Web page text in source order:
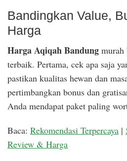
Bandingkan Value,
Harga
Harga Aqiqah Bandung murah
terbaik. Pertama, cek apa saja
pastikan kualitas hewan dan
pertimbangkan bonus dan
Anda mendapat paket paling
Baca: Rekomendasi Terpercaya |
Review & Harga